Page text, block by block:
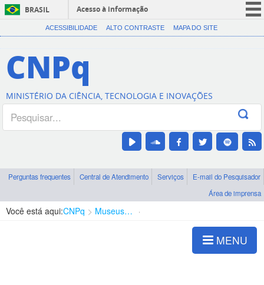
BRASIL
Acesso à informação
CORONAVÍRUS (COVID-19)
Canais
ACESSIBILIDADE ALTO CONTRASTE MAPA DO SITE
CNPq
MINISTÉRIO DA CIÊNCIA, TECNOLOGIA E INOVAÇÕES
Perguntas frequentes Central de Atendimento Serviços
E-mail do Pesquisador
Área de imprensa
Você está aqui:CNPq Museus e Centros de Ciência
MENU